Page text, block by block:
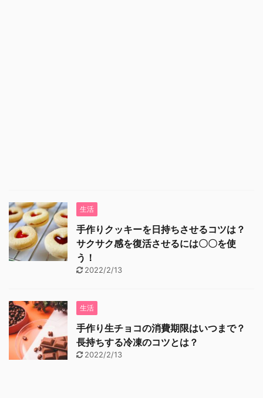
生活
手作りクッキーを日持ちさせるコツは？
サクサク感を復活させるには〇〇を使
う！
2022/2/13
生活
手作り生チョコの消費期限はいつまで？
長持ちする冷凍のコツとは？
2022/2/13